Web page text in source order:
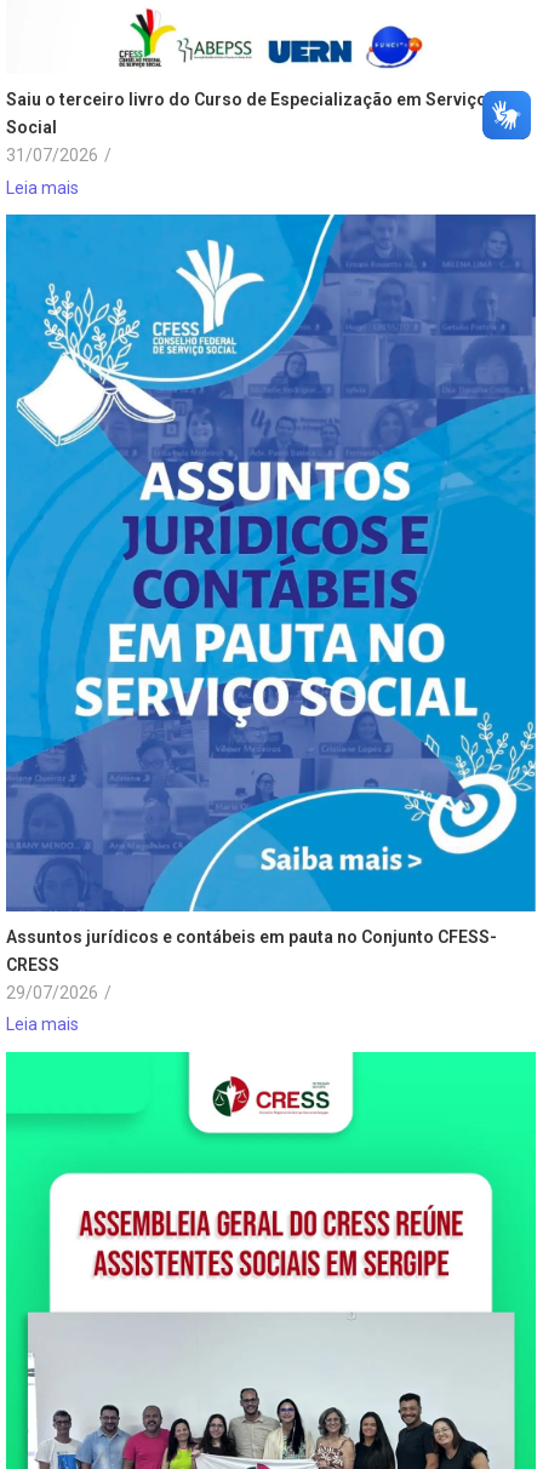
Saiu o terceiro livro do Curso de Especialização em Serviço
Social
31/07/2026 /
Leia mais
Assuntos jurídicos e contábeis em pauta no Conjunto CFESS-
CRESS
29/07/2026 /
Leia mais